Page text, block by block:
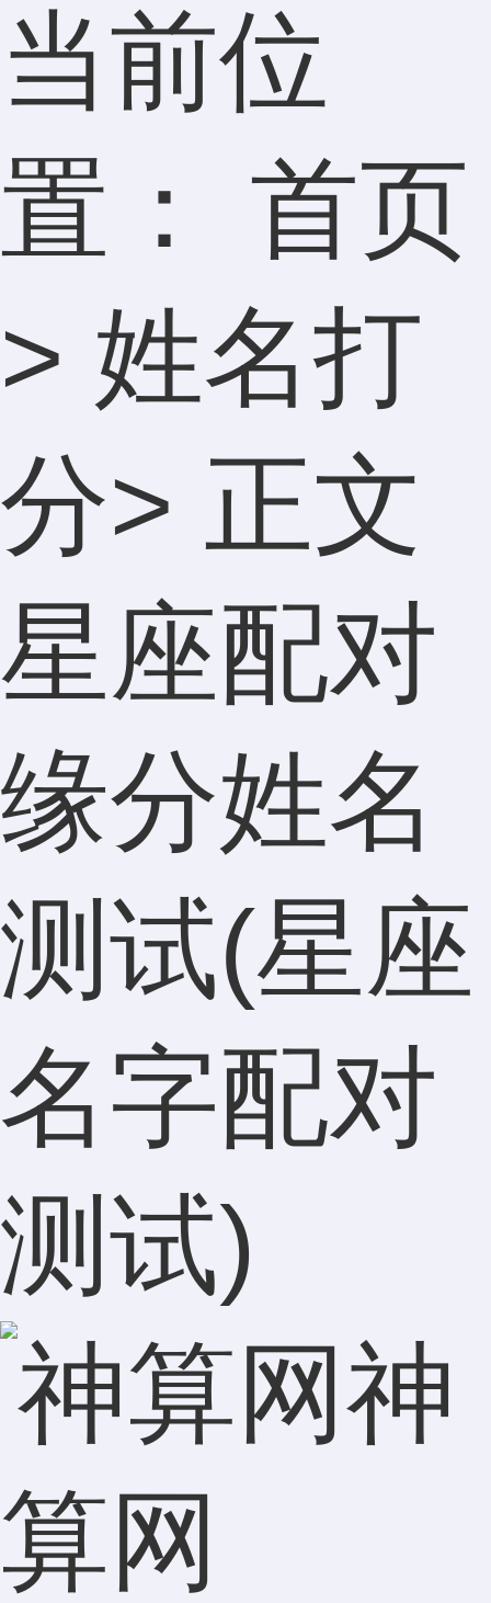
当前位
置： 首页
> 姓名打
分> 正文
星座配对
缘分姓名
测试(星座
名字配对
测试)
神
算网